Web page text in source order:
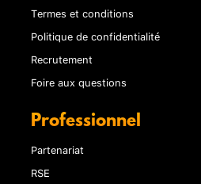
Termes et conditions
Politique de confidentialité
Recrutement
Foire aux questions
Professionnel
Partenariat
RSE